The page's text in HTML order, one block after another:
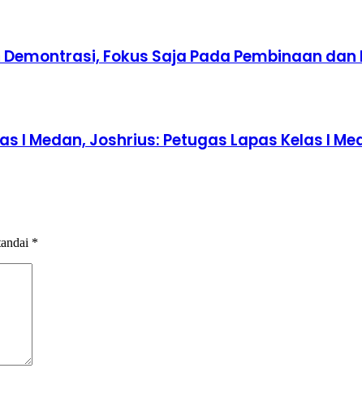
Fokus Saja Pada Pembinaan dan
I Medan, Joshrius: Petugas Lapas Kelas I
*